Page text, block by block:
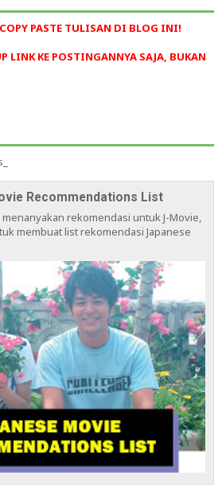
PASTE TULISAN DI BLOG INI!
LINK KE POSTINGANNYA SAJA, BUKAN
Recommendations List
rekomendasi untuk J-Movie,
membuat list rekomendasi Japanese